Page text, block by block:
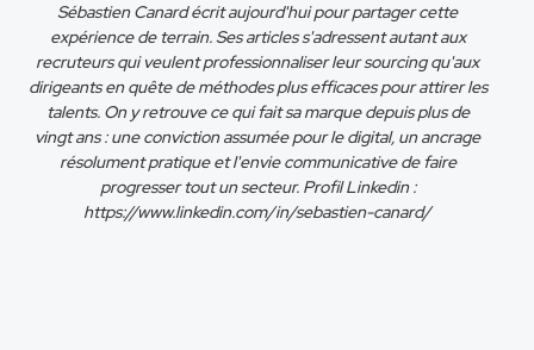
Sébastien Canard écrit aujourd'hui pour partager cette
expérience de terrain. Ses articles s'adressent autant aux
recruteurs qui veulent professionnaliser leur sourcing qu'aux
dirigeants en quête de méthodes plus efficaces pour attirer les
talents. On y retrouve ce qui fait sa marque depuis plus de
vingt ans : une conviction assumée pour le digital, un ancrage
résolument pratique et l'envie communicative de faire
progresser tout un secteur. Profil Linkedin :
https://www.linkedin.com/in/sebastien-canard/